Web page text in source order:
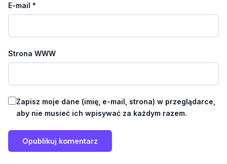
E-mail *
Strona WWW
Zapisz moje dane (imię, e-mail, strona) w przeglądarce,
aby nie musieć ich wpisywać za każdym razem.